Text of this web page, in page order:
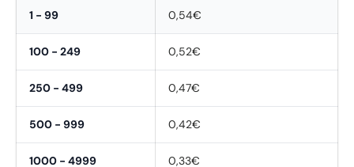
1 - 99 0,54€
100 - 249 0,52€
250 - 499 0,47€
500 - 999 0,42€
1000 - 4999 0,33€